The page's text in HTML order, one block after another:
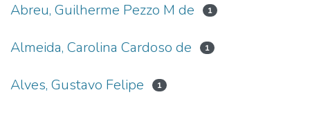
Abreu, Guilherme Pezzo M de 1
Almeida, Carolina Cardoso de 1
Alves, Gustavo Felipe 1